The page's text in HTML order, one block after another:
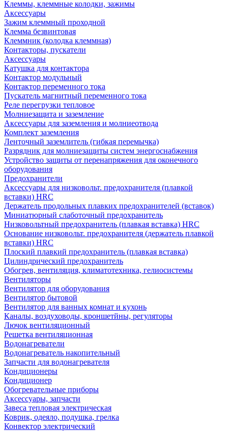
Клеммы, клеммные колодки, зажимы
Аксессуары
Зажим клеммный проходной
Клемма безвинтовая
Клеммник (колодка клеммная)
Контакторы, пускатели
Аксессуары
Катушка для контактора
Контактор модульный
Контактор переменного тока
Пускатель магнитный переменного тока
Реле перегрузки тепловое
Молниезащита и заземление
Аксессуары для заземления и молниеотвода
Комплект заземления
Ленточный заземлитель (гибкая перемычка)
Разрядник для молниезащиты систем энергоснабжения
Устройство защиты от перенапряжения для оконечного
оборудования
Предохранители
Аксессуары для низковольт. предохранителя (плавкой
вставки) HRC
Держатель продольных плавких предохранителей (вставок)
Миниатюрный слаботочный предохранитель
Низковольтный предохранитель (плавкая вставка) HRC
Основание низковольт. предохранителя (держатель плавкой
вставки) HRC
Плоский плавкий предохранитель (плавкая вставка)
Цилиндрический предохранитель
Обогрев, вентиляция, климатотехника, гелиосистемы
Вентиляторы
Вентилятор для оборудования
Вентилятор бытовой
Вентилятор для ванных комнат и кухонь
Каналы, воздуховоды, кроншетйны, регуляторы
Лючок вентиляционный
Решетка вентиляционная
Водонагреватели
Водонагреватель накопительный
Запчасти для водонагревателя
Кондиционеры
Кондиционер
Обогревательные приборы
Аксессуары, запчасти
Завеса тепловая электрическая
Коврик, одеяло, подушка, грелка
Конвектор электрический